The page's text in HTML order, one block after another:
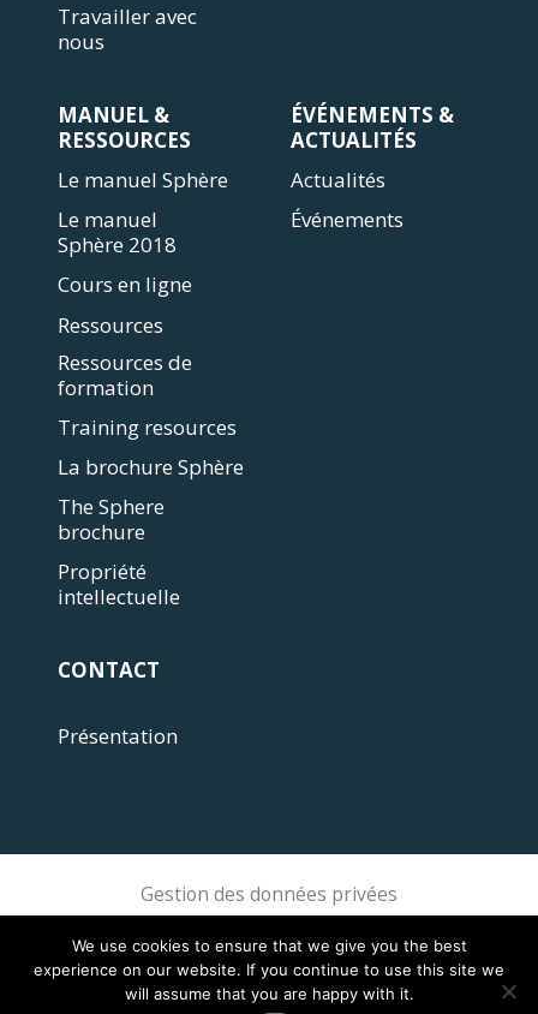
Travailler avec
nous
MANUEL &
RESSOURCES
Le manuel Sphère
Le manuel
Sphère 2018
Cours en ligne
Ressources
Ressources de
formation
Training resources
La brochure Sphère
The Sphere
brochure
Propriété
intellectuelle
ÉVÉNEMENTS &
ACTUALITÉS
Actualités
Événements
CONTACT
Présentation
Gestion des données privées
We use cookies to ensure that we give you the best
experience on our website. If you continue to use this site we
will assume that you are happy with it.